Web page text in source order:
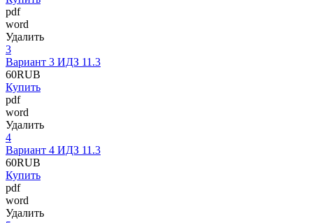
pdf
word
Удалить
3
Вариант 3 ИДЗ 11.3
60RUB
Купить
pdf
word
Удалить
4
Вариант 4 ИДЗ 11.3
60RUB
Купить
pdf
word
Удалить